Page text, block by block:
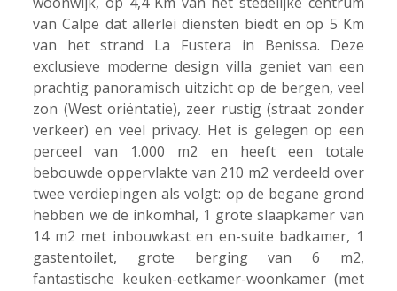
van Calpe dat allerlei diensten biedt en op 5 Km
van het strand La Fustera in Benissa. Deze
exclusieve moderne design villa geniet van een
prachtig panoramisch uitzicht op de bergen, veel
zon (West oriëntatie), zeer rustig (straat zonder
verkeer) en veel privacy. Het is gelegen op een
perceel van 1.000 m2 en heeft een totale
bebouwde oppervlakte van 210 m2 verdeeld over
twee verdiepingen als volgt: op de begane grond
hebben we de inkomhal, 1 grote slaapkamer van
14 m2 met inbouwkast en en-suite badkamer, 1
gastentoilet, grote berging van 6 m2,
fantastische keuken-eetkamer-woonkamer (met